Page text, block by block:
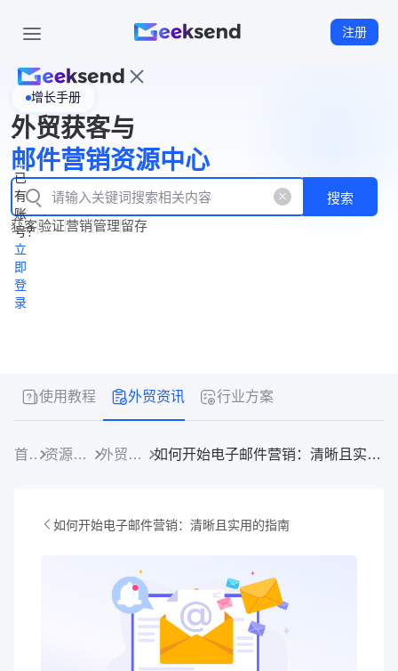
注册
页
WhatsApp
企业号
New
产
品
功
能
产
品
价
格
资
源
中
心
立
即
注
册
已
有
账
号？
立
即
登
录
增长手册
外贸获客与
邮件营销资源中心
搜索
获客验证营销管理留存
使用教程 外贸资讯 行业方案
首页 资源中心 外贸资讯 如何开始电子邮件营销：清晰且实用的指南
如何开始电子邮件营销：清晰且实用的指南